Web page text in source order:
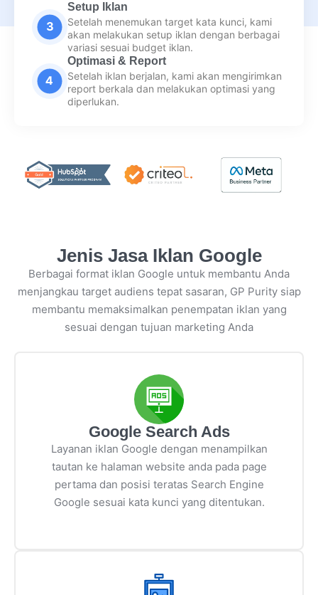
Setup Iklan
Setelah menemukan target kata kunci, kami
akan melakukan setup iklan dengan berbagai
variasi sesuai budget iklan.
Optimasi & Report
Setelah iklan berjalan, kami akan mengirimkan
report berkala dan melakukan optimasi yang
diperlukan.
Jenis Jasa Iklan Google
Berbagai format iklan Google untuk membantu Anda
menjangkau target audiens tepat sasaran, GP Purity siap
membantu memaksimalkan penempatan iklan yang
sesuai dengan tujuan marketing Anda
Google Search Ads
Layanan iklan Google dengan menampilkan
tautan ke halaman website anda pada page
pertama dan posisi teratas Search Engine
Google sesuai kata kunci yang ditentukan.